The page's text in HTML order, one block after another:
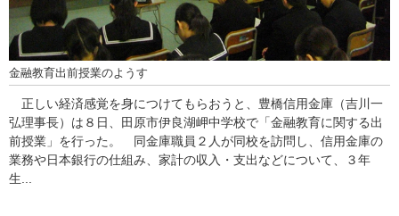
金融教育出前授業のようす
正しい経済感覚を身につけてもらおうと、豊橋信用金庫（吉川一
弘理事長）は８日、田原市伊良湖岬中学校で「金融教育に関する出
前授業」を行った。 同金庫職員２人が同校を訪問し、信用金庫の
業務や日本銀行の仕組み、家計の収入・支出などについて、３年
生...